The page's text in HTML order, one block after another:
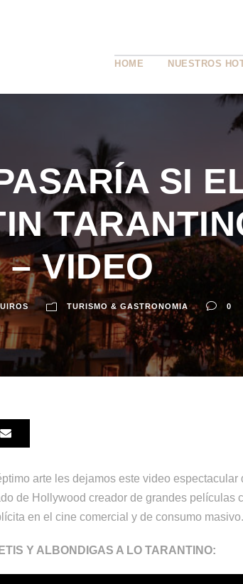
HOME NUESTROS
SI
– VIDEO
TURISMO & GASTRONOMIA 0
arte les dejamos este video
de Hollywood creador de grandes películas
en el cine comercial y de consumo masivo.
Y ALBONDIGAS A LO TARANTINO: